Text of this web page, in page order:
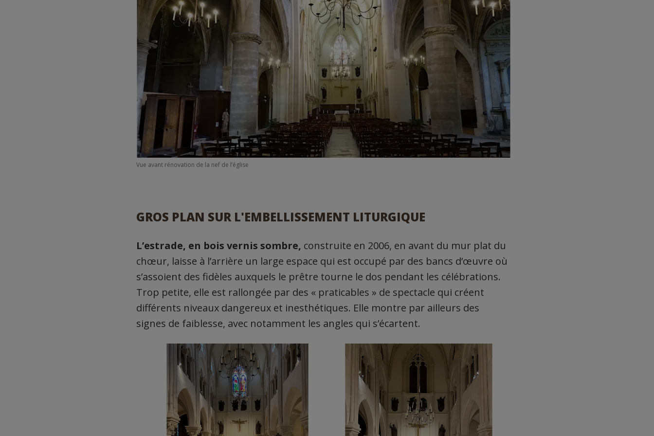
Vue avant rénovation de la nef de l’église
GROS PLAN SUR L'EMBELLISSEMENT LITURGIQUE
L’estrade, en bois vernis sombre, construite en 2006, en avant du mur plat du
chœur, laisse à l’arrière un large espace qui est occupé par des bancs d’œuvre où
s’assoient des fidèles auxquels le prêtre tourne le dos pendant les célébrations.
Trop petite, elle est rallongée par des « praticables » de spectacle qui créent
différents niveaux dangereux et inesthétiques. Elle montre par ailleurs des
signes de faiblesse, avec notamment les angles qui s’écartent.